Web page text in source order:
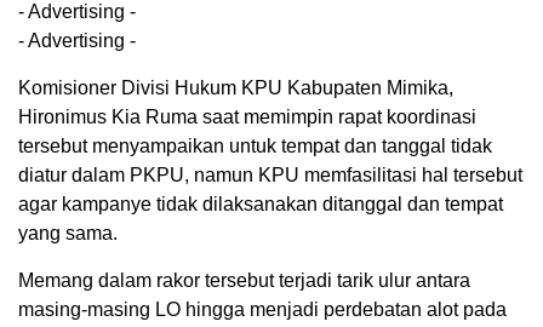
- Advertising -
- Advertising -
Komisioner Divisi Hukum KPU Kabupaten Mimika,
Hironimus Kia Ruma saat memimpin rapat koordinasi
tersebut menyampaikan untuk tempat dan tanggal tidak
diatur dalam PKPU, namun KPU memfasilitasi hal tersebut
agar kampanye tidak dilaksanakan ditanggal dan tempat
yang sama.
Memang dalam rakor tersebut terjadi tarik ulur antara
masing-masing LO hingga menjadi perdebatan alot pada